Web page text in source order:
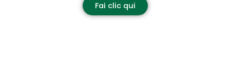
Fai clic qui